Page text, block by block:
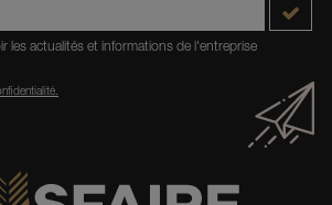
les actualités et informations de l'entreprise